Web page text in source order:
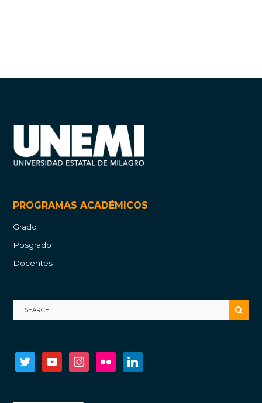
PROGRAMAS ACADÉMICOS
Grado
Posgrado
Docentes
twitter youtube instagramflickr